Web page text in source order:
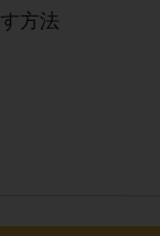
す方法